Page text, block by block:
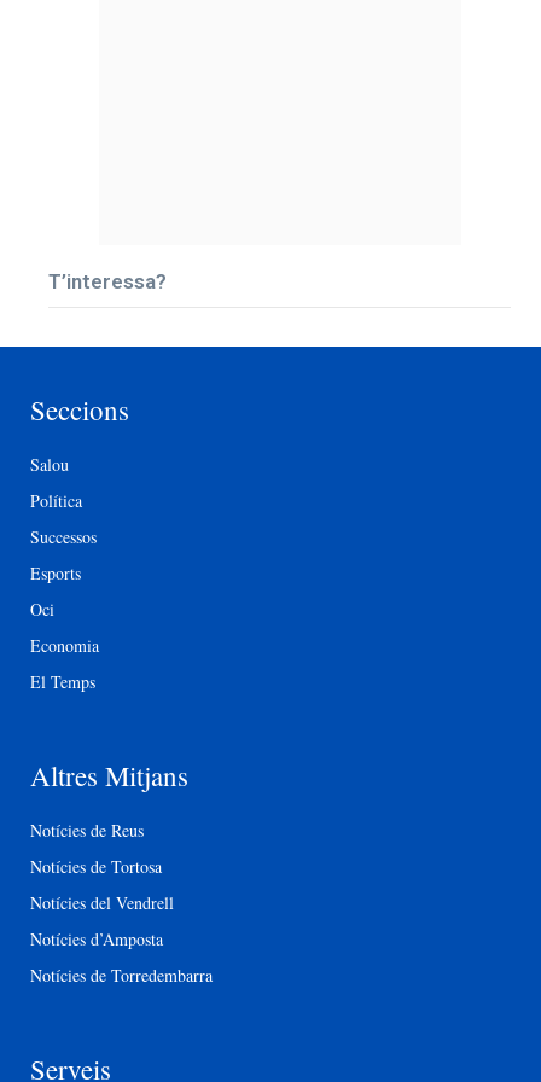
T’interessa?
Seccions
Salou
Política
Successos
Esports
Oci
Economia
El Temps
Altres Mitjans
Notícies de Reus
Notícies de Tortosa
Notícies del Vendrell
Notícies d’Amposta
Notícies de Torredembarra
Serveis